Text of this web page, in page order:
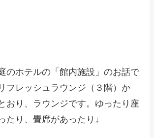
のホテルの「館内施設」のお話で
フレッシュラウンジ（３階）か
おり、ラウンジです。ゆったり座
たり、畳席があったり↓